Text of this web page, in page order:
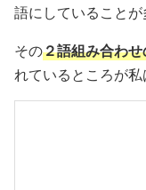
語にしていることが
その２語組み合わ
れているところが私